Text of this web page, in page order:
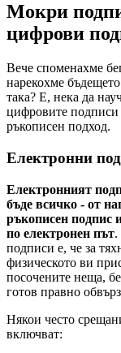
Мокри
цифрови
Вече споменахме
нарекохме
така? Е, нека да
цифровите подписи
ръкописен подход.
Електронни
Електронният
бъде всичко - от
ръкописен подпис
по електронен път.
подписи е, че за
физическото ви
посочените неща,
готов правно
Някои често
включват: